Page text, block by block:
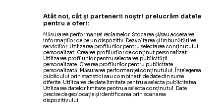
Atât noi, cât și partenerii noștri prelucrăm datele
pentru a oferi:
Măsurarea performanței reclamelor. Stocarea și/sau accesarea
informațiilor de pe un dispozitiv. Dezvoltarea și îmbunătățirea
serviciilor. Utilizarea profilurilor pentru selectarea conținutului
personalizat. Crearea profilurilor de conținut personalizat.
Utilizarea profilurilor pentru selectarea publicității
personalizate. Crearea profilurilor pentru publicitate
personalizată. Măsurarea performanței conținutului. Înțelegerea
publicului prin statistici sau combinații de date din surse
diferite. Utilizarea de date limitate pentru a selecta publicitatea.
Utilizarea datelor limitate pentru a selecta conținutul. Date
precise de geolocație și identificarea prin scanarea
dispozitivului.